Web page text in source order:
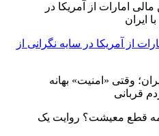
از آمریکا در سایه نگرانی از
دکمه قطع معیشت؟ روایت یک